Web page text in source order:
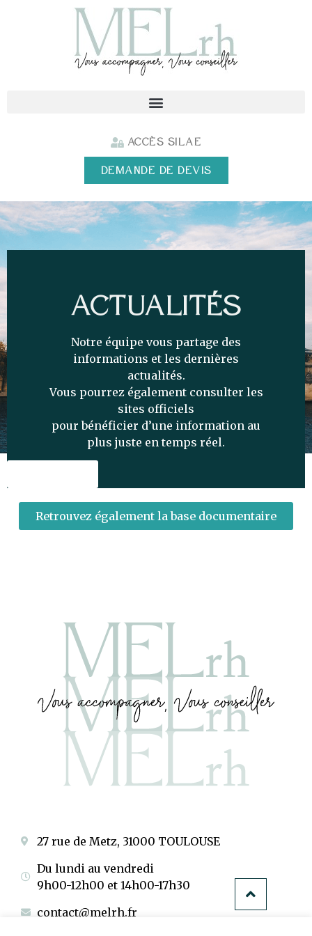
Accès SILAE
DEMANDE DE DEVIS
Actualités
Notre équipe vous partage des
informations et les dernières
actualités.
Vous pourrez également consulter les
sites officiels
pour bénéficier d’une information au
plus juste en temps réel.
Retrouvez également la base documentaire
27 rue de Metz, 31000 TOULOUSE
Du lundi au vendredi
9h00-12h00 et 14h00-17h30
contact@melrh.fr